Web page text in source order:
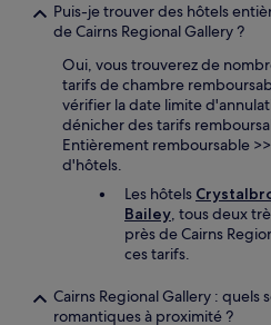
Puis-je trouver des hôtels
de Cairns Regional Gallery ?
Oui, vous trouverez de
tarifs de chambre
vérifier la date limite
dénicher des tarifs
Entièrement remboursable
d'hôtels.
Les hôtels
Bailey, tous deux
près de Cairns
ces tarifs.
Cairns Regional Gallery : quels
romantiques à proximité ?